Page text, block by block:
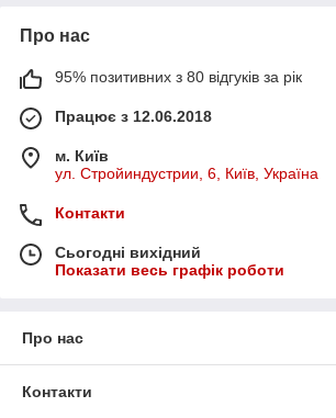
Про нас
95% позитивних з 80 відгуків за рік
Працює з 12.06.2018
м. Київ
ул. Стройиндустрии, 6, Київ, Україна
Контакти
Сьогодні вихідний
Показати весь графік роботи
Про нас
Контакти